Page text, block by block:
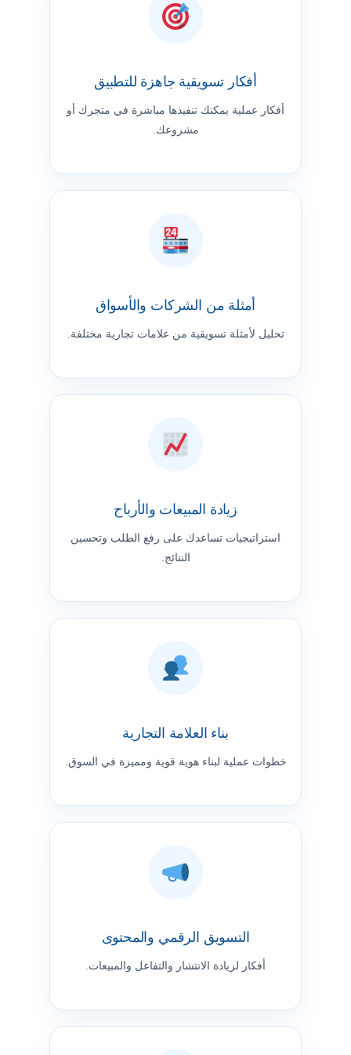
أفكار تسويقية جاهزة للتطبيق
أفكار عملية يمكنك تنفيذها مباشرة في متجرك أو
مشروعك.
أمثلة من الشركات والأسواق
تحليل لأمثلة تسويقية من علامات تجارية مختلفة.
زيادة المبيعات والأرباح
استراتيجيات تساعدك على رفع الطلب وتحسين
النتائج.
بناء العلامة التجارية
خطوات عملية لبناء هوية قوية ومميزة في السوق.
التسويق الرقمي والمحتوى
أفكار لزيادة الانتشار والتفاعل والمبيعات.